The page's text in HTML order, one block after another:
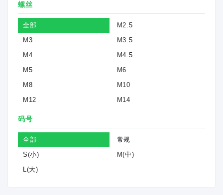
螺丝
全部
M2.5
M3
M3.5
M4
M4.5
M5
M6
M8
M10
M12
M14
码号
全部
常规
S(小)
M(中)
L(大)